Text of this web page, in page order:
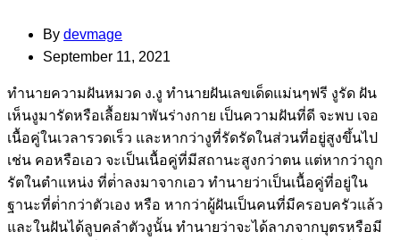
By devmage
September 11, 2021
ทํานายความฝันหมวด ง.งู ทํานายฝันเลขเด็ดแม่นๆฟรี งูรัด ฝัน
เห็นงูมารัดหรือเลื้อยมาพันร่างกาย เป็นความฝันที่ดี จะพบ เจอ
เนื้อคู่ในเวลารวดเร็ว และหากว่างูที่รัดรัดในส่วนที่อยู่สูงขึ้นไป
เช่น คอหรือเอว จะเป็นเนื้อคู่ที่มีสถานะสูงกว่าตน แต่หากว่าถูก
รัตในตําแหน่ง ที่ต่ําลงมาจากเอว ทํานายว่าเป็นเนื้อคู่ที่อยู่ใน
ฐานะที่ต่ํากว่าตัวเอง หรือ หากว่าผู้ฝันเป็นคนที่มีครอบครัวแล้ว
และในฝันได้ลูบคลําตัวงูนั้น ทํานายว่าจะได้ลาภจากบุตรหรือมี